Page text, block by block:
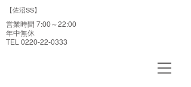
​【佐沼SS】
営業時間 7:00～22:00
​年中無休
TEL ​0220-22-0333